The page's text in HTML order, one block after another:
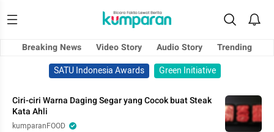
Breaking News Video Story Audio Story
Trending
SATU Indonesia Awards
Green Initiative
Ciri-ciri Warna Daging Segar yang Cocok buat Steak
Kata Ahli
kumparanFOOD